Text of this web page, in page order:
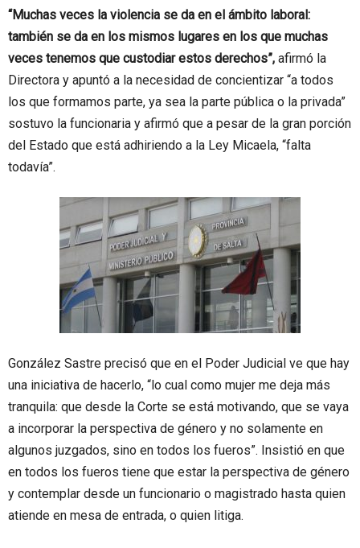
“Muchas veces la violencia se da en el ámbito laboral:
también se da en los mismos lugares en los que muchas
veces tenemos que custodiar estos derechos”, afirmó la
Directora y apuntó a la necesidad de concientizar “a todos
los que formamos parte, ya sea la parte pública o la privada”
sostuvo la funcionaria y afirmó que a pesar de la gran porción
del Estado que está adhiriendo a la Ley Micaela, “falta
todavía”.
González Sastre precisó que en el Poder Judicial ve que hay
una iniciativa de hacerlo, “lo cual como mujer me deja más
tranquila: que desde la Corte se está motivando, que se vaya
a incorporar la perspectiva de género y no solamente en
algunos juzgados, sino en todos los fueros”. Insistió en que
en todos los fueros tiene que estar la perspectiva de género
y contemplar desde un funcionario o magistrado hasta quien
atiende en mesa de entrada, o quien litiga.